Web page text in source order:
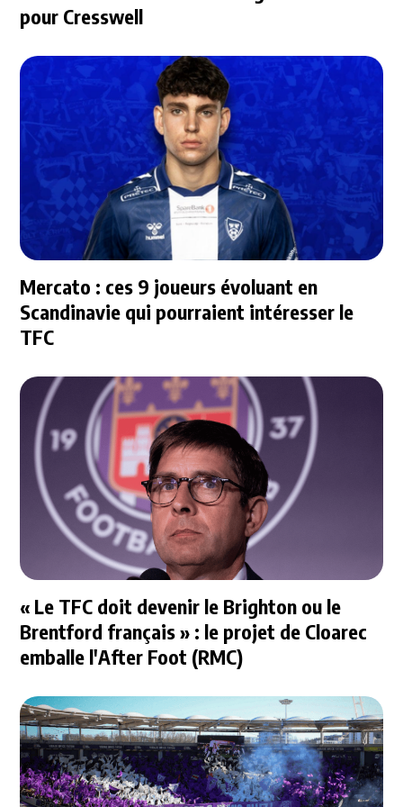
pour Cresswell
Mercato : ces 9 joueurs évoluant en
Scandinavie qui pourraient intéresser le
TFC
« Le TFC doit devenir le Brighton ou le
Brentford français » : le projet de Cloarec
emballe l'After Foot (RMC)